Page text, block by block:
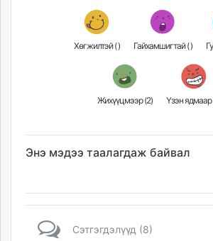
Хөгжилтэй () Гайхамшигтай ()
Жихүүцмээр (2)
Энэ мэдээ таалагдаж байвал
Сэтгэгдэлүүд (8)